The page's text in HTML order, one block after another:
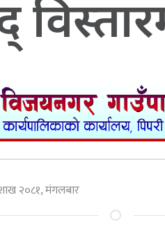
२०८१, मंगलबार